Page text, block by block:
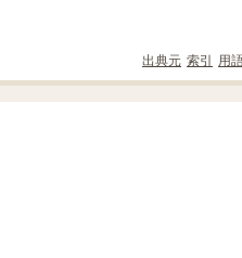
出典元 索引 用